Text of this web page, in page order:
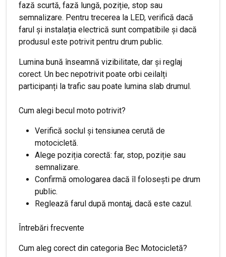
fază scurtă, fază lungă, poziție, stop sau
semnalizare. Pentru trecerea la LED, verifică dacă
farul și instalația electrică sunt compatibile și dacă
produsul este potrivit pentru drum public.
Lumina bună înseamnă vizibilitate, dar și reglaj
corect. Un bec nepotrivit poate orbi ceilalți
participanți la trafic sau poate lumina slab drumul.
Cum alegi becul moto potrivit?
Verifică soclul și tensiunea cerută de
motocicletă.
Alege poziția corectă: far, stop, poziție sau
semnalizare.
Confirmă omologarea dacă îl folosești pe drum
public.
Reglează farul după montaj, dacă este cazul.
Întrebări frecvente
Cum aleg corect din categoria Bec Motocicletă?